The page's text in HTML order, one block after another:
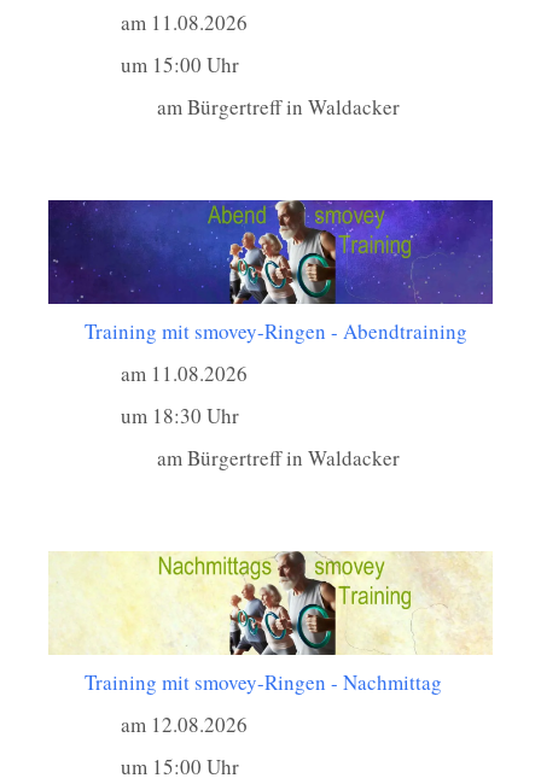
am 11.08.2026
um 15:00 Uhr
am Bürgertreff in Waldacker
Training mit smovey-Ringen - Abendtraining
am 11.08.2026
um 18:30 Uhr
am Bürgertreff in Waldacker
Training mit smovey-Ringen - Nachmittag
am 12.08.2026
um 15:00 Uhr